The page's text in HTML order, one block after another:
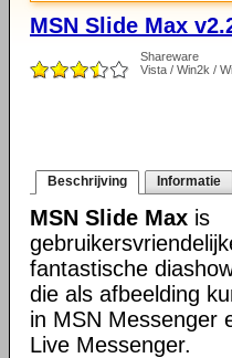
MSN Slide Max
Shareware
Vista / Win2k /
Beschrijving Informatie
MSN Slide Max is
fantastische
die als afbeelding
in MSN Messenger
Live Messenger.